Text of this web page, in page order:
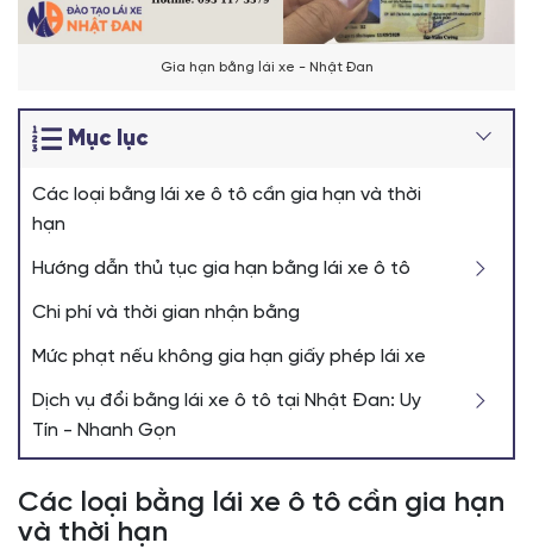
Gia hạn bằng lái xe - Nhật Đan
Mục lục
Các loại bằng lái xe ô tô cần gia hạn và thời
hạn
Hướng dẫn thủ tục gia hạn bằng lái xe ô tô
Chi phí và thời gian nhận bằng
Mức phạt nếu không gia hạn giấy phép lái xe
Dịch vụ đổi bằng lái xe ô tô tại Nhật Đan: Uy
Tín - Nhanh Gọn
Các loại bằng lái xe ô tô cần gia hạn
và thời hạn